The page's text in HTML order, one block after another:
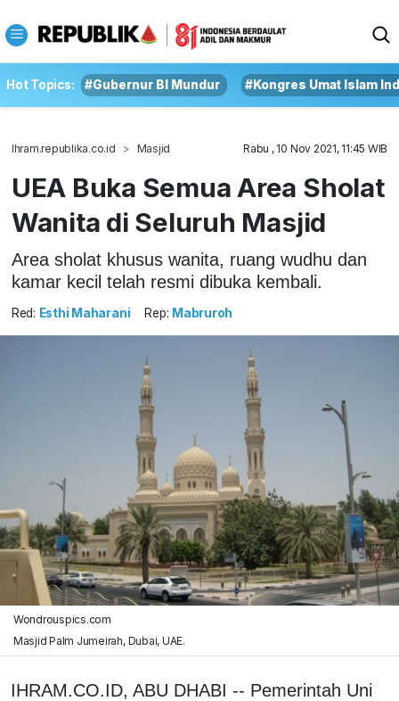
Hot Topics: #Gubernur BI Mundur #Kongres Umat Islam
Ihram.republika.co.id Masjid Rabu , 10 Nov 2021, 11:45 WIB
UEA Buka Semua Area Sholat
Wanita di Seluruh Masjid
Area sholat khusus wanita, ruang wudhu dan
kamar kecil telah resmi dibuka kembali.
Red: Esthi Maharani Rep: Mabruroh
Wondrouspics.com
Masjid Palm Jumeirah, Dubai, UAE.
IHRAM.CO.ID, ABU DHABI -- Pemerintah Uni